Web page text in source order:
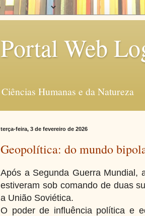
Portal Web
Ciências Humanas e da Natureza
terça-feira, 3 de fevereiro de 2026
Geopolítica: do mundo
Após a Segunda Guerra Mundial,
estiveram sob comando de duas
a União Soviética.
O poder de influência política e